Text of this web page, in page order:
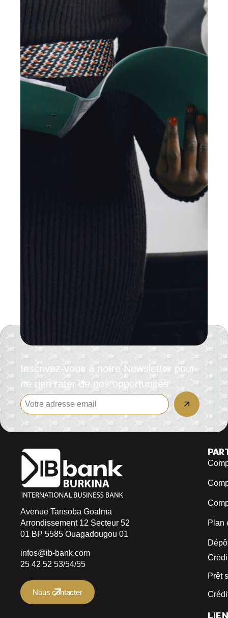
Inscrivez-vous à notre Newsletter pour
ne rien rater de nos opportunités
Avenue Tansoba Goalma
Arrondissement 12 Secteur 52
01 BP 5585 Ouagadougou 01
infos@ib-bank.com
25 42 52 53/54/55
Nous contacter
Plan
Prêt